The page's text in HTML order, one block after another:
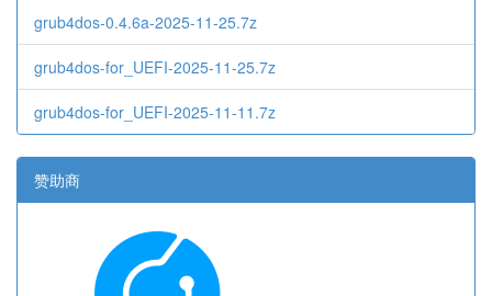
grub4dos-0.4.6a-2025-11-25.7z
grub4dos-for_UEFI-2025-11-25.7z
grub4dos-for_UEFI-2025-11-11.7z
赞助商